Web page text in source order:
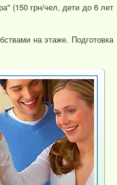
(150 грн/чел, дети до 6 лет
на этаже. Подготовка